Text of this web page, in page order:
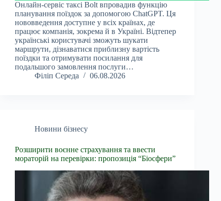
Онлайн-сервіс таксі Bolt впровадив функцію
планування поїздок за допомогою ChatGPT. Ця
нововведення доступне у всіх країнах, де
працює компанія, зокрема й в Україні. Відтепер
українські користувачі зможуть шукати
маршрути, дізнаватися приблизну вартість
поїздки та отримувати посилання для
подальшого замовлення послуги…
Філіп Середа
06.08.2026
Новини бізнесу
Розширити воєнне страхування та ввести
мораторій на перевірки: пропозиція “Біосфери”